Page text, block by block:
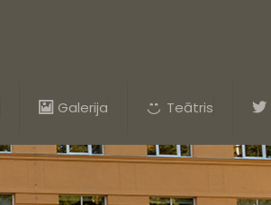
Galerija Teātris